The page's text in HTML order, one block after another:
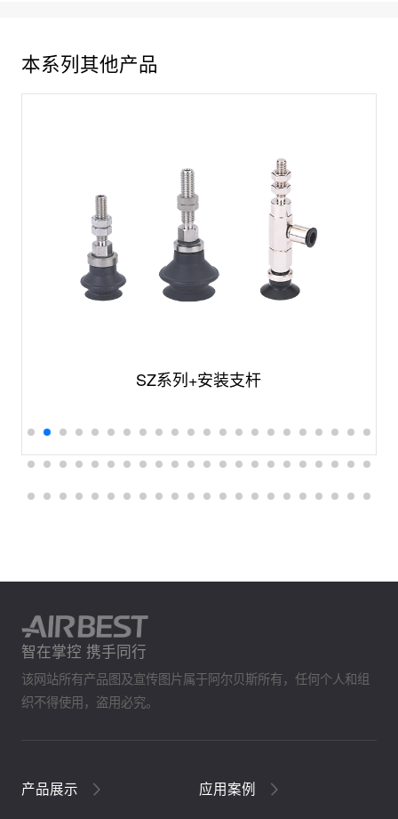
本系列其他产品
SZ系列+安装支杆
智在掌控 携手同行
该网站所有产品图及宣传图片属于阿尔贝斯所有，任何个人和组
织不得使用，盗用必究。
产品展示 应用案例